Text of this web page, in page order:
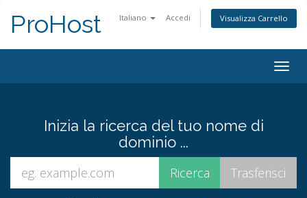
Italiano Accedi Visualizza Carrello
ProHost
Inizia la ricerca del tuo nome di
dominio ...